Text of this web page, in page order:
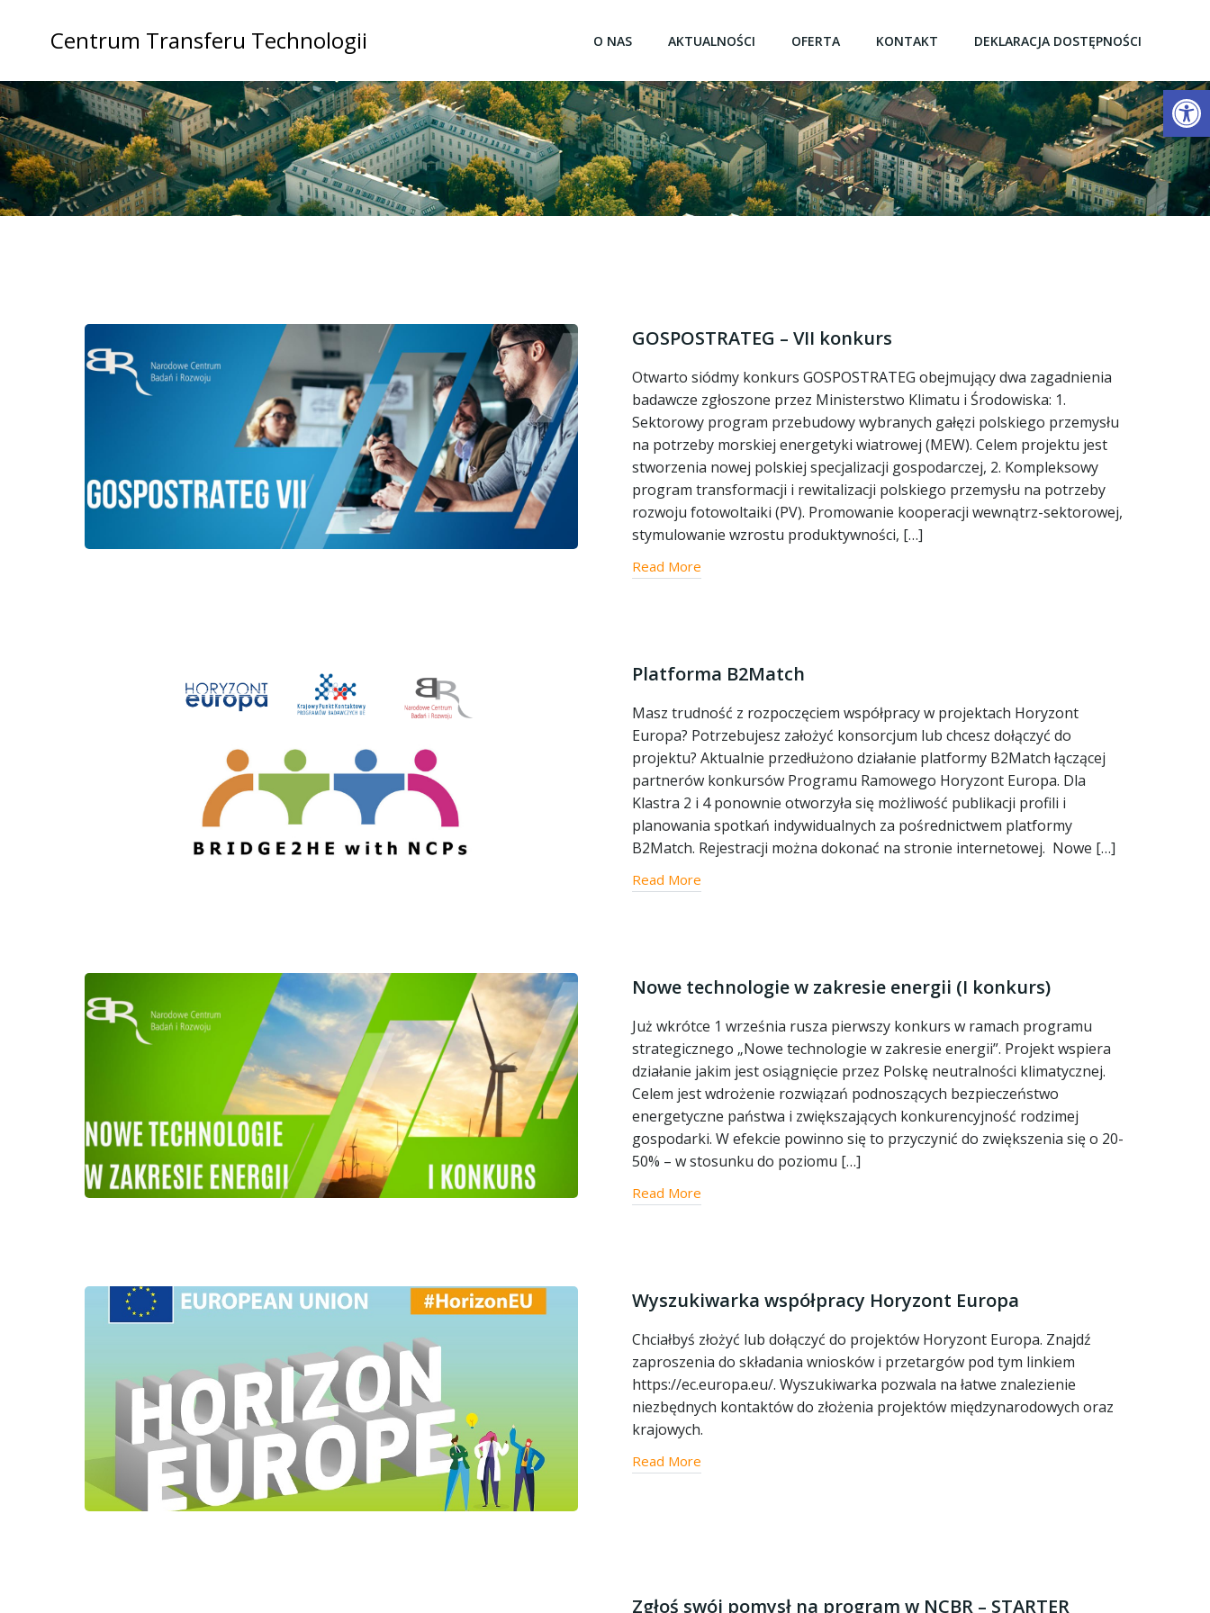
Centrum Transferu Technologii O NAS AKTUALNOŚCI OFERTA KONTAKT DEKLARACJA DOSTĘPNOŚCI
GOSPOSTRATEG – VII konkurs
Otwarto siódmy konkurs GOSPOSTRATEG obejmujący dwa zagadnienia
badawcze zgłoszone przez Ministerstwo Klimatu i Środowiska: 1.
Sektorowy program przebudowy wybranych gałęzi polskiego przemysłu
na potrzeby morskiej energetyki wiatrowej (MEW). Celem projektu jest
stworzenia nowej polskiej specjalizacji gospodarczej, 2. Kompleksowy
program transformacji i rewitalizacji polskiego przemysłu na potrzeby
rozwoju fotowoltaiki (PV). Promowanie kooperacji wewnątrz-sektorowej,
stymulowanie wzrostu produktywności, […]
Read More
Platforma B2Match
Masz trudność z rozpoczęciem współpracy w projektach Horyzont
Europa? Potrzebujesz założyć konsorcjum lub chcesz dołączyć do
projektu? Aktualnie przedłużono działanie platformy B2Match łączącej
partnerów konkursów Programu Ramowego Horyzont Europa. Dla
Klastra 2 i 4 ponownie otworzyła się możliwość publikacji profili i
planowania spotkań indywidualnych za pośrednictwem platformy
B2Match. Rejestracji można dokonać na stronie internetowej. Nowe […]
Read More
Nowe technologie w zakresie energii (I konkurs)
Już wkrótce 1 września rusza pierwszy konkurs w ramach programu
strategicznego „Nowe technologie w zakresie energii”. Projekt wspiera
działanie jakim jest osiągnięcie przez Polskę neutralności klimatycznej.
Celem jest wdrożenie rozwiązań podnoszących bezpieczeństwo
energetyczne państwa i zwiększających konkurencyjność rodzimej
gospodarki. W efekcie powinno się to przyczynić do zwiększenia się o 20-
50% – w stosunku do poziomu […]
Read More
Wyszukiwarka współpracy Horyzont Europa
Chciałbyś złożyć lub dołączyć do projektów Horyzont Europa. Znajdź
zaproszenia do składania wniosków i przetargów pod tym linkiem
https://ec.europa.eu/. Wyszukiwarka pozwala na łatwe znalezienie
niezbędnych kontaktów do złożenia projektów międzynarodowych oraz
krajowych.
Read More
Zgłoś swój pomysł na program w NCBR – STARTER